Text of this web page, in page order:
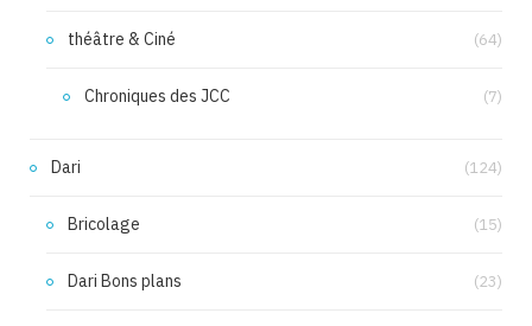
théâtre & Ciné (64)
Chroniques des JCC (7)
Dari (124)
Bricolage (15)
Dari Bons plans (23)